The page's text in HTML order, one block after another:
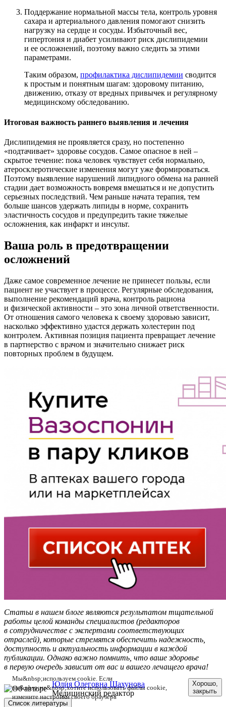
Поддержание нормальной массы тела, контроль уровня
сахара и артериального давления помогают снизить
нагрузку на сердце и сосуды. Избыточный вес,
гипертония и диабет усиливают риск дислипидемии
и ее осложнений, поэтому важно следить за этими
параметрами.
Таким образом, профилактика дислипидемии сводится
к простым и понятным шагам: здоровому питанию,
движению, отказу от вредных привычек и регулярному
медицинскому обследованию.
Итоговая важность раннего выявления и лечения
Дислипидемия не проявляется сразу, но постепенно
«подтачивает» здоровье сосудов. Самое опасное в ней –
скрытое течение: пока человек чувствует себя нормально,
атеросклеротические изменения могут уже формироваться.
Поэтому выявление нарушений липидного обмена на ранней
стадии дает возможность вовремя вмешаться и не допустить
серьезных последствий. Чем раньше начата терапия, тем
больше шансов удержать липиды в норме, сохранить
эластичность сосудов и предупредить такие тяжелые
осложнения, как инфаркт и инсульт.
Ваша роль в предотвращении
осложнений
Даже самое современное лечение не принесет пользы, если
пациент не участвует в процессе. Регулярные обследования,
выполнение рекомендаций врача, контроль рациона
и физической активности – это зона личной ответственности.
От отношения самого человека к своему здоровью зависит,
насколько эффективно удастся держать холестерин под
контролем. Активная позиция пациента превращает лечение
в партнерство с врачом и значительно снижает риск
повторных проблем в будущем.
Статьи в нашем блоге являются результатом тщательной
работы целой команды специалистов (редакторов
в сотрудничестве с экспертами соответствующих
отраслей), которые стремятся обеспечить надежность,
доступность и актуальность информации в каждой
публикации. Однако важно помнить, что ваше здоровье
в первую очередь зависит от вас и вашего лечащего врача!
Юлия Олеговна Шахунова
Медицинский редактор
Список литературы
Мы&nbsp;используем cookie. Если
вы&nbsp;не&nbsp;хотите использовать файлы cookie,
измените настройки своего браузера
Хорошо,
закрыть